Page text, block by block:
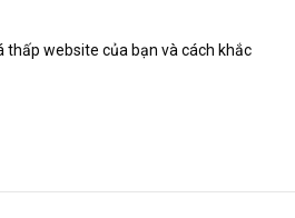
thấp website của bạn và cách khắc